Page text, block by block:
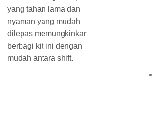
yang tahan lama dan
nyaman yang mudah
dilepas memungkinkan
berbagi kit ini dengan
mudah antara shift.